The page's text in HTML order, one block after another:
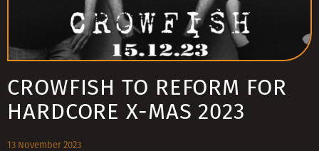
CROWFISH TO REFORM FOR
HARDCORE X-MAS 2023
13 November 2023